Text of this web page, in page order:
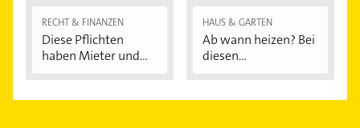
RECHT & FINANZEN
Diese Pflichten
haben Mieter und...
HAUS & GARTEN
Ab wann heizen? Bei
diesen